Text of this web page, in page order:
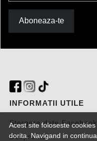
Acest site foloseste
dorita. Navigand in
Aboneaza-te
INFORMATII UTILE
Stergere date Facebook
Despre noi